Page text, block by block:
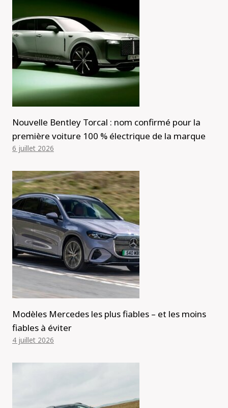
Nouvelle Bentley Torcal : nom confirmé pour la
première voiture 100 % électrique de la marque
6 juillet 2026
Modèles Mercedes les plus fiables – et les moins
fiables à éviter
4 juillet 2026